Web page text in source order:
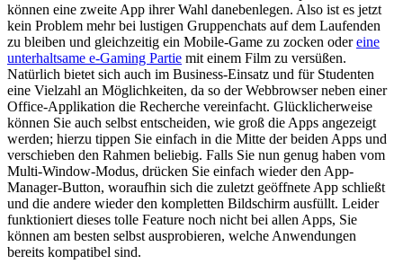
können eine zweite App ihrer Wahl danebenlegen. Also ist es jetzt
kein Problem mehr bei lustigen Gruppenchats auf dem Laufenden
zu bleiben und gleichzeitig ein Mobile-Game zu zocken odereine
unterhaltsame e-Gaming Partie mit einem Film zu versüßen.
Natürlich bietet sich auch im Business-Einsatz und für Studenten
eine Vielzahl an Möglichkeiten, da so der Webbrowser neben einer
Office-Applikation die Recherche vereinfacht. Glücklicherweise
können Sie auch selbst entscheiden, wie groß die Apps angezeigt
werden; hierzu tippen Sie einfach in die Mitte der beiden Apps und
verschieben den Rahmen beliebig. Falls Sie nun genug haben vom
Multi-Window-Modus, drücken Sie einfach wieder den App-
Manager-Button, woraufhin sich die zuletzt geöffnete App schließt
und die andere wieder den kompletten Bildschirm ausfüllt. Leider
funktioniert dieses tolle Feature noch nicht bei allen Apps, Sie
können am besten selbst ausprobieren, welche Anwendungen
bereits kompatibel sind.